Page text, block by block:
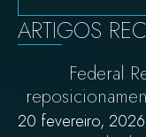
ARTIGOS
Federal
20 fevereiro, 2026